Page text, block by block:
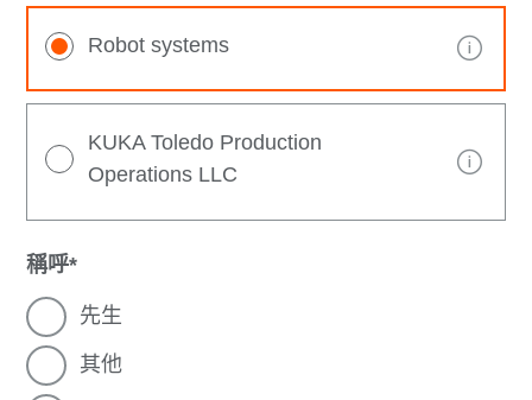
Robot systems
KUKA Toledo Production
Operations LLC
稱呼
先生
其他